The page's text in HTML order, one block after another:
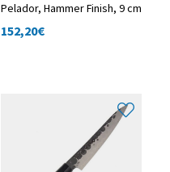
Pelador, Hammer Finish, 9 cm
152,20€